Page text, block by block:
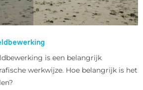
is een belangrijk
werkwijze. Hoe belangrijk is het